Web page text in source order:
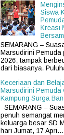
Siswa
Kreasi
SEMARANG –
Marsudirini Pemuda
2026, tampak
dari biasanya.
Keceriaan dan
Marsudirini
Kampung Surga
SEMARANG –
penuh semangat
keluarga besar SD
hari Jumat, 17 Apri...